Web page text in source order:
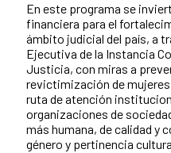
En este programa se
financiera para el
ámbito judicial del país, a
Ejecutiva de la Instancia
Justicia, con miras a
revictimización de
ruta de atención
organizaciones de
más humana, de calidad y
género y pertinencia